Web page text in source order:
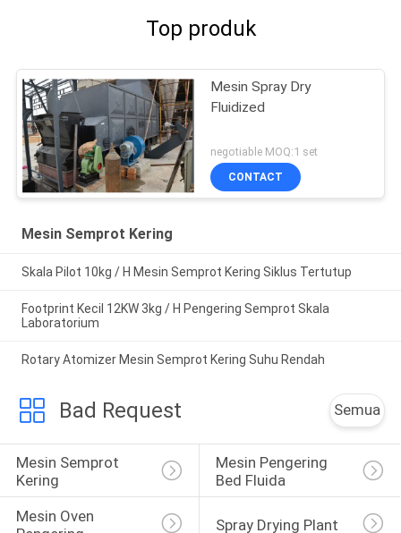
Top produk
Mesin Spray Dry
Fluidized
negotiable MOQ:1 set
CONTACT
Mesin Semprot Kering
Skala Pilot 10kg / H Mesin Semprot Kering Siklus Tertutup
Footprint Kecil 12KW 3kg / H Pengering Semprot Skala
Laboratorium
Rotary Atomizer Mesin Semprot Kering Suhu Rendah
Bad Request Semua
Mesin Semprot
Kering
Mesin Pengering
Bed Fluida
Mesin Oven
Spray Drying Plant